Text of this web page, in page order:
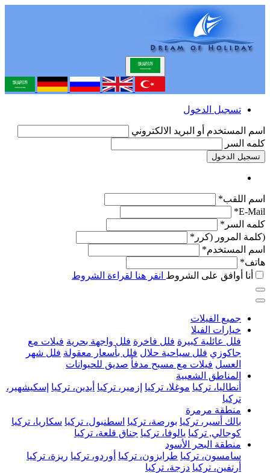
تسجيل الدخول
اسم المستخدم أو البريد الالكتروني
كلمه السر
تسجيل الدخول
اسم اللقب*
E-Mail*
كلمه السر*
(كلمة المرور (كرر*
اسم المستخدم*
هاتف*
أنا أوافق على الشروط انقر هنا لقراءة الشروط
جميع الفيلات
خيارات الفيلا
فلل عائلية كبيرة فلل فاخرة فلل واجهة بحرية فيلات مع
جاكوزي فلل سياحية حلال فلل بأسعار معقولة فلل شهر
العسل فيلات مع مسبح مدفأ صديق للحيوانات
المناطق الشعبية
أنطاليا، تركيا موغلا، تركيا إزمير، تركيا أيدين، تركيا إسكيشهير،
تركيا
منطقة مرمرة
بالك أسير، تركيا بورصة، تركيا اسطنبول، تركيا سكاريا، تركيا
كوجالي, تركيا يالوفا، تركيا جناق قلعة، تركيا
منطقة البحر الأسود
سامسون، تركيا طرابزون، تركيا أوردو، تركيا ريزة، تركيا
أرتفين، تركيا دزجة، تركيا